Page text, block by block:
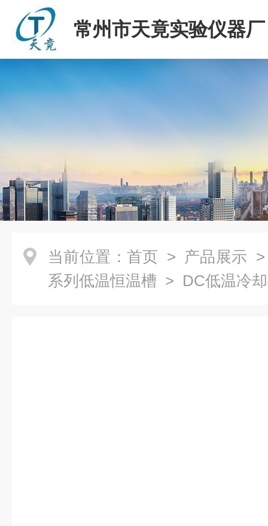
常州市天竟实验仪器厂
当前位置： 首页 > 产品展示
系列低温恒温槽 > DC低温冷